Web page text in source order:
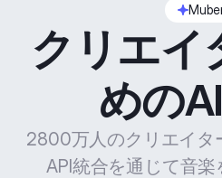
クリエイ
めの
2800万人のクリエイタ
API統合を通じて音